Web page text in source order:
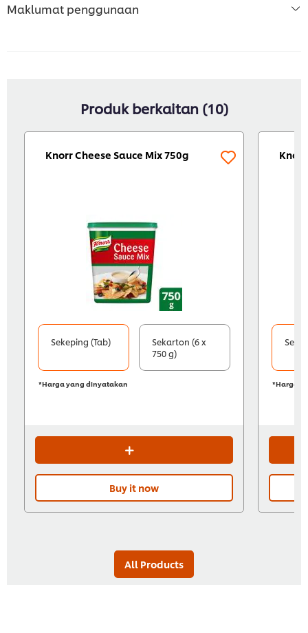
Maklumat penggunaan
Produk berkaitan (10)
Knorr Cheese Sauce Mix 750g
Sekeping (Tab)
Sekarton (6 x
750 g)
*Harga yang dinyatakan
Buy it now
*Harga
All Products